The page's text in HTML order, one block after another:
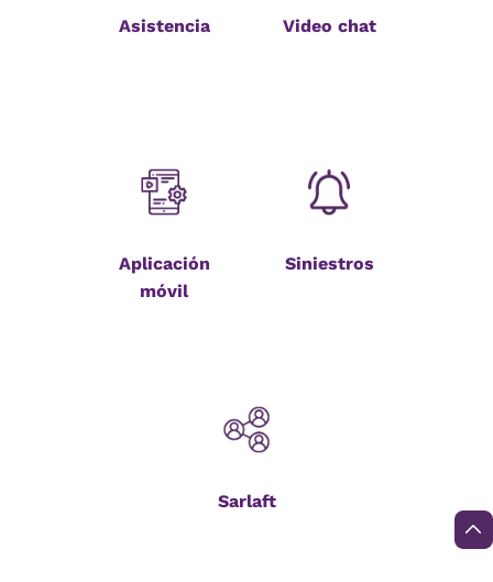
Asistencia Video chat
Aplicación
móvil
Siniestros
Sarlaft